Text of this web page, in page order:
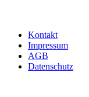
Kontakt
Impressum
AGB
Datenschutz